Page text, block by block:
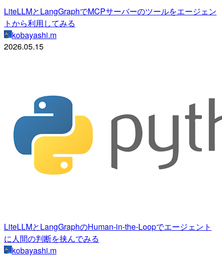
LiteLLMとLangGraphでMCPサーバーのツールをエージェン
トから利用してみる
kobayashi.m
2026.05.15
LiteLLMとLangGraphのHuman-in-the-Loopでエージェント
に人間の判断を挟んでみる
kobayashi.m